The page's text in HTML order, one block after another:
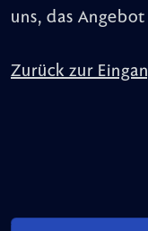
uns, das
Zurück zur